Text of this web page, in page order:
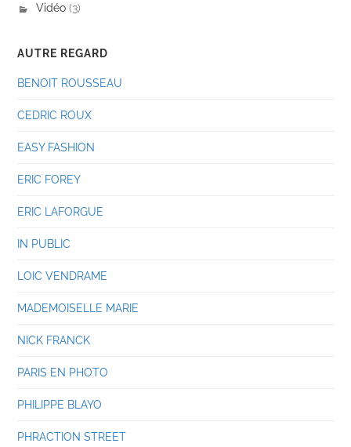
Vidéo (3)
AUTRE REGARD
BENOIT ROUSSEAU
CEDRIC ROUX
EASY FASHION
ERIC FOREY
ERIC LAFORGUE
IN PUBLIC
LOIC VENDRAME
MADEMOISELLE MARIE
NICK FRANCK
PARIS EN PHOTO
PHILIPPE BLAYO
PHRACTION STREET